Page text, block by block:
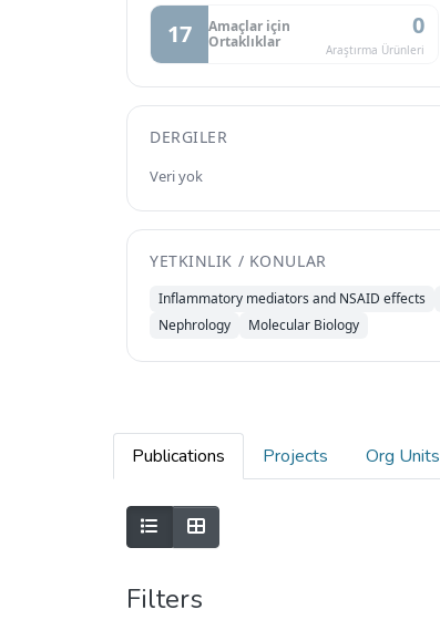
17
Amaçlar için
Ortaklıklar
0
Araştırma Ürünleri
DERGILER
Veri yok
YETKINLIK / KONULAR
Inflammatory mediators and NSAID effects
Nephrology
Molecular Biology
Publications Projects Org Units
Filters